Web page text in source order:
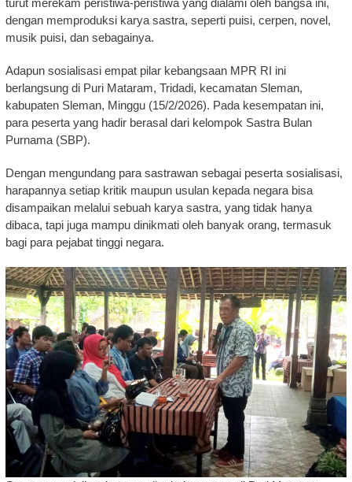
dengan memproduksi karya sastra, seperti puisi, cerpen, novel,
musik puisi, dan sebagainya.
Adapun sosialisasi empat pilar kebangsaan MPR RI ini
berlangsung di Puri Mataram, Tridadi, kecamatan Sleman,
kabupaten Sleman, Minggu (15/2/2026). Pada kesempatan ini,
para peserta yang hadir berasal dari kelompok Sastra Bulan
Purnama (SBP).
Dengan mengundang para sastrawan sebagai peserta sosialisasi,
harapannya setiap kritik maupun usulan kepada negara bisa
disampaikan melalui sebuah karya sastra, yang tidak hanya
dibaca, tapi juga mampu dinikmati oleh banyak orang, termasuk
bagi para pejabat tinggi negara.